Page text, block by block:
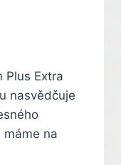
Plus Extra
nasvědčuje
na